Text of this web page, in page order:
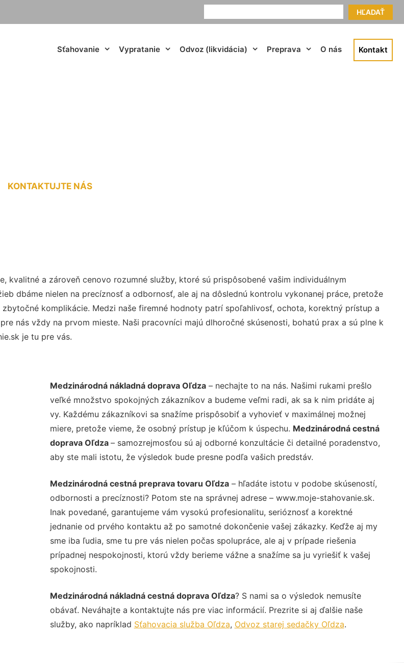
HĽADAŤ
Sťahovanie Vypratanie Odvoz (likvidácia) Preprava O nás Kontakt
KONTAKTUJTE NÁS
kvalitné a zároveň cenovo rozumné služby, ktoré sú prispôsobené vašim individuálnym
dbáme nielen na precíznosť a odbornosť, ale aj na dôslednú kontrolu vykonanej práce, pretože
komplikácie. Medzi naše firemné hodnoty patrí spoľahlivosť, ochota, korektný prístup a
nás vždy na prvom mieste. Naši pracovníci majú dlhoročné skúsenosti, bohatú prax a sú plne k
je tu pre vás.
Medzinárodná nákladná doprava Oľdza– nechajte to na nás. Našimi rukami prešlo
veľké množstvo spokojných zákazníkov a budeme veľmi radi, ak sa k nim pridáte aj
vy. Každému zákazníkovi sa snažíme prispôsobiť a vyhovieť v maximálnej možnej
miere, pretože vieme, že osobný prístup je kľúčom k úspechu. Medzinárodná cestná
doprava Oľdza – samozrejmosťou sú aj odborné konzultácie či detailné poradenstvo,
aby ste mali istotu, že výsledok bude presne podľa vašich predstáv.
Medzinárodná cestná preprava tovaru Oľdza– hľadáte istotu v podobe skúseností,
odbornosti a precíznosti? Potom ste na správnej adrese – www.moje-stahovanie.sk.
Inak povedané, garantujeme vám vysokú profesionalitu, serióznosť a korektné
jednanie od prvého kontaktu až po samotné dokončenie vašej zákazky. Keďže aj my
sme iba ľudia, sme tu pre vás nielen počas spolupráce, ale aj v prípade riešenia
prípadnej nespokojnosti, ktorú vždy berieme vážne a snažíme sa ju vyriešiť k vašej
spokojnosti.
Medzinárodná nákladná cestná doprava Oľdza? S nami sa o výsledok nemusíte
obávať. Neváhajte a kontaktujte nás pre viac informácií. Prezrite si aj ďalšie naše
služby, ako napríklad Sťahovacia služba Oľdza, Odvoz starej sedačky Oľdza.